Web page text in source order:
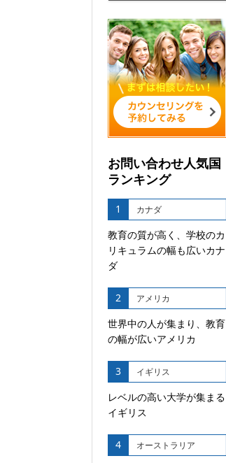
お問い合わせ人気国
ランキング
1 カナダ
教育の質が高く、学校のカ
リキュラムの幅も広いカナ
ダ
2 アメリカ
世界中の人が集まり、教育
の幅が広いアメリカ
3 イギリス
レベルの高い大学が集まる
イギリス
4 オーストラリア